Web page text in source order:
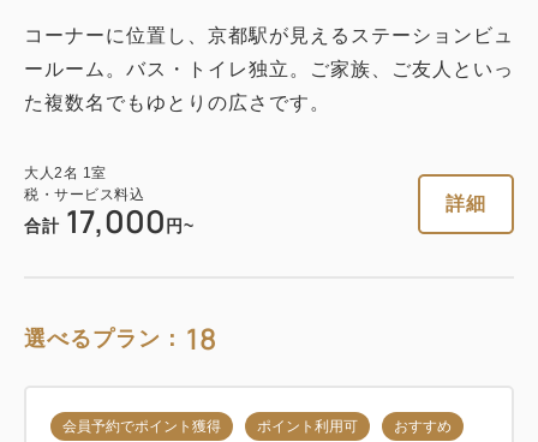
合計 18,000円
【ポッキリ価格】選べるお部屋を特別
割引！京都旅行をスマートステイ～食
事なし～
素泊まり
in 15:00~ 24:00 / out 11:00まで
コーナーに位置し、京都駅が見えるステーションビュ
ールーム。バス・トイレ独立。ご家族、ご友人といっ
た複数名でもゆとりの広さです。
大人2名 1室
税・サービス料込
合計 17,000 円~
詳細
選べるプラン： 18
会員予約でポイント獲得 ポイント利用可 おすすめ